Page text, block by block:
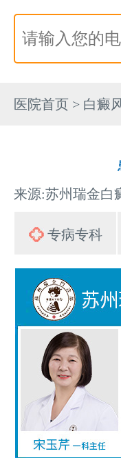
医院首页 > 白癜
来源:苏州瑞金白
专病专科